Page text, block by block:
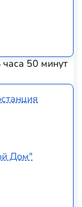
50 минут
Дом"